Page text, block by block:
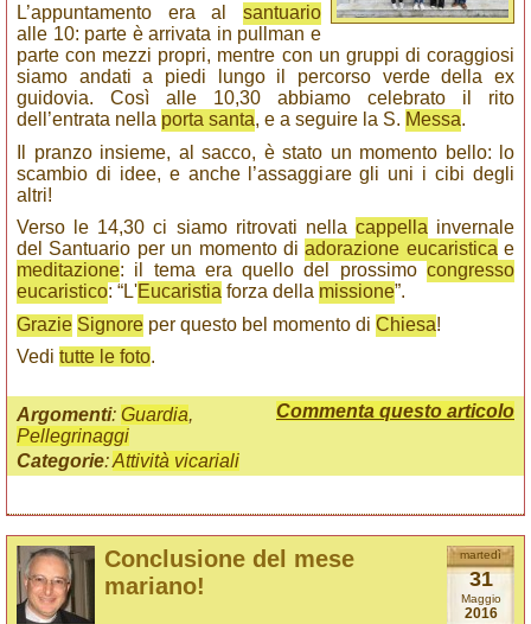
L’appuntamento era al santuario
alle 10: parte è arrivata in pullman e
parte con mezzi propri, mentre con un gruppi di coraggiosi
siamo andati a piedi lungo il percorso verde della ex
guidovia. Così alle 10,30 abbiamo celebrato il rito
dell’entrata nella porta santa, e a seguire la S. Messa.
Il pranzo insieme, al sacco, è stato un momento bello: lo
scambio di idee, e anche l’assaggiare gli uni i cibi degli
altri!
Verso le 14,30 ci siamo ritrovati nella cappella invernale
del Santuario per un momento diadorazione eucaristica e
meditazione: il tema era quello del prossimo congresso
eucaristico: “L'Eucaristia forza della missione”.
Grazie Signore per questo bel momento di Chiesa!
Vedi tutte le foto.
Commenta questo articolo
Argomenti: Guardia,
Pellegrinaggi
Categorie:Attività vicariali
martedì
31
Maggio
2016
Conclusione del mese
mariano!